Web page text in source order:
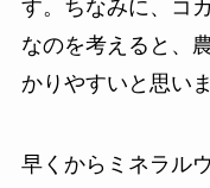
す。ちなみに、コ
なのを考えると、
かりやすいと思いま
早くからミネラル